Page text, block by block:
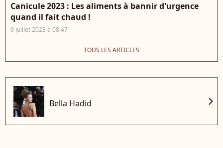
Canicule 2023 : Les aliments à bannir d'urgence
quand il fait chaud !
9 juillet 2023 à 08:47
TOUS LES ARTICLES
Bella Hadid chevron_right